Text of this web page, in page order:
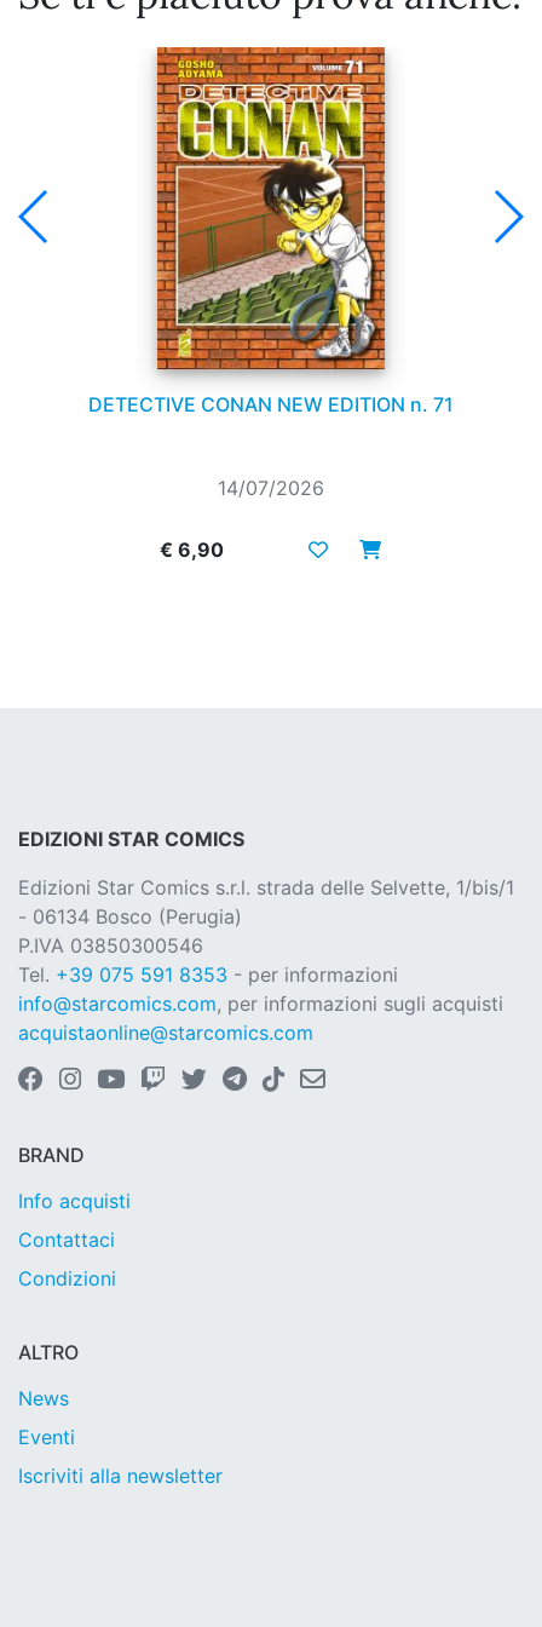
DETECTIVE CONAN NEW EDITION n. 71
14/07/2026
€ 6,90
EDIZIONI STAR COMICS
Edizioni Star Comics s.r.l. strada delle Selvette, 1/bis/1
- 06134 Bosco (Perugia)
P.IVA 03850300546
Tel. +39 075 591 8353 - per informazioni
info@starcomics.com, per informazioni sugli acquisti
acquistaonline@starcomics.com
BRAND
Info acquisti
Contattaci
Condizioni
ALTRO
News
Eventi
Iscriviti alla newsletter